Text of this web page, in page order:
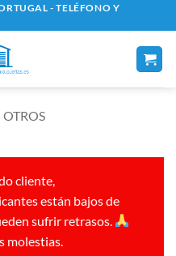
- TELÉFONO Y
OTROS
cliente,
están bajos de
sufrir retrasos.
molestias.